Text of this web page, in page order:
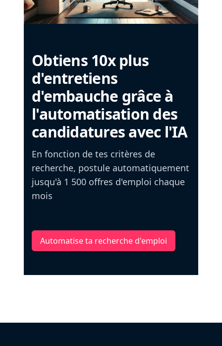
Obtiens 10x plus
d'entretiens
d'embauche grâce à
l'automatisation des
candidatures avec l'IA
En fonction de tes critères de
recherche, postule automatiquement
jusqu'à 1 500 offres d'emploi chaque
mois
Automatise ta recherche d'emploi